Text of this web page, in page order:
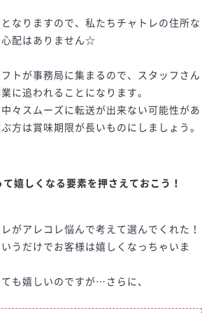
なりますので、私たちチャトレの住所な
心配はありません☆
トが事務局に集まるので、スタッフさん
に追われることになります。
々スムーズに転送が出来ない可能性があ
方は賞味期限が長いものにしましょう。
嬉しくなる要素を押さえておこう！
がアレコレ悩んで考えて選んでくれた！
うだけでお客様は嬉しくなっちゃいま
も嬉しいのですが…さらに、